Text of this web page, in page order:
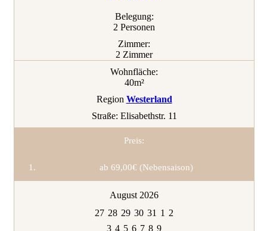
Belegung:
2 Personen
Zimmer:
2 Zimmer
Wohnfläche:
40m²
Region Westerland
Straße: Elisabethstr. 11
Preis:
ab 69,00€ (Nebensaison)
August 2026
27 28 29 30 31 1 2
3 4 5 6 7 8 9